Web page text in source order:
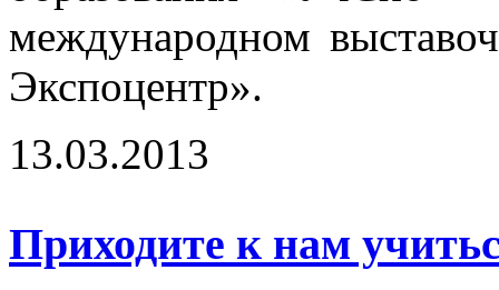
международном
Экспоцентр».
13.03.2013
Приходите к нам